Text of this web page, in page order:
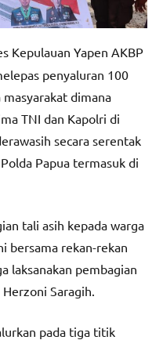
Kepulauan Yapen AKBP
penyaluran 100
dimana
TNI dan Kapolri di
secara serentak
Papua termasuk di
tali asih kepada warga
bersama rekan-rekan
laksanakan pembagian
Saragih.
pada tiga titik